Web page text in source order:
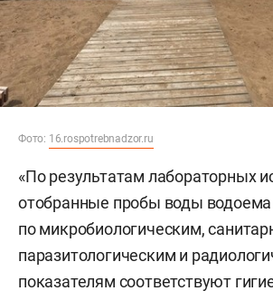
Фото: 16.rospotrebnadzor.ru
«По результатам лабораторных
отобранные пробы воды водоема
по микробиологическим,
паразитологическим и
показателям соответствуют